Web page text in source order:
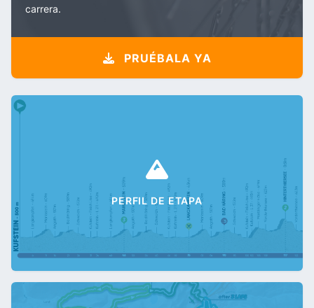
carrera.
PRUÉBALA YA
PERFIL DE ETAPA